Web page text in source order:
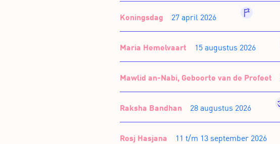
Koningsdag 27 april 2026
Maria Hemelvaart 15 augustus 2026
Mawlid an-Nabi, Geboorte van de Profeet
Raksha Bandhan 28 augustus 2026
Rosj Hasjana 11 t/m 13 september 2026